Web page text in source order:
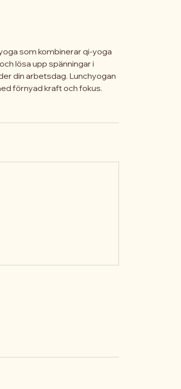
som kombinerar qi-yoga
lösa upp spänningar i
din arbetsdag. Lunchyogan
förnyad kraft och fokus.